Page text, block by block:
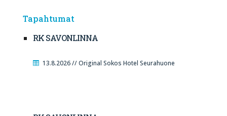
Tapahtumat
RK SAVONLINNA
13.8.2026 // Original Sokos Hotel Seurahuone